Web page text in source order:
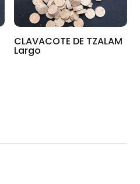
CLAVACOTE DE TZALAM
Largo